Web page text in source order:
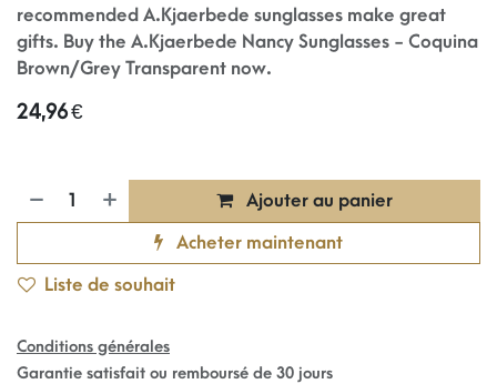
recommended A.Kjaerbede sunglasses make great
gifts. Buy the A.Kjaerbede Nancy Sunglasses - Coquina
Brown/Grey Transparent now.
24,96€
Ajouter au panier
Acheter maintenant
Liste de souhait
Conditions générales
Garantie satisfait ou remboursé de 30 jours